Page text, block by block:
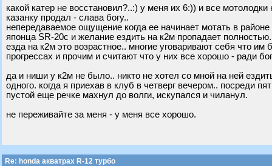
какой катер не восстановил?..:) у меня их 6:)) и все мотолодки
казанку продал - слава богу..
непередаваемое ощущение когда ее начинает мотать в
японца SR-20c и желание ездить на к2м пропадает полностью.
езда на к2м это возрастное.. многие уговаривают себя что
прогрессах и прочим и считают что у них все хорошо - ради
да и ниши у к2м не было.. никто не хотел со мной на ней
одного. когда я приехав в клуб в четверг вечером.. посреди
пустой еще речке махнул до волги, искупался и чиланул.
не переживайте за меня - у меня все хорошо.
Re: honda акватрах R-12 турбо